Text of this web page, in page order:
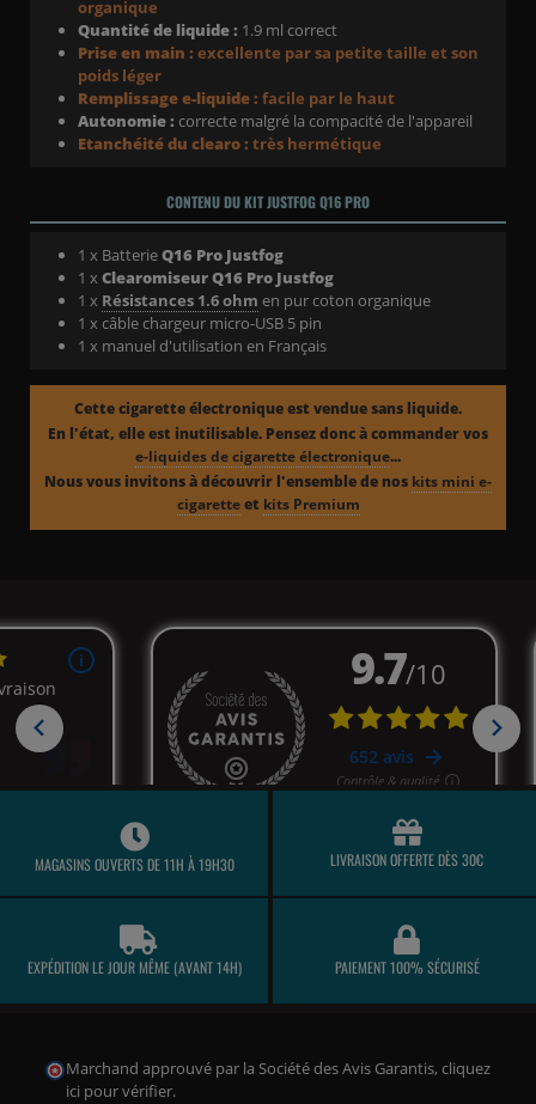
organique
Quantité de liquide : 1.9 ml correct
Prise en main : excellente par sa petite taille et son
poids léger
Remplissage e-liquide : facile par le haut
Autonomie : correcte malgré la compacité de l'appareil
Etanchéité du clearo : très hermétique
CONTENU DU KITJUSTFOG Q16 PRO
1 x BatterieQ16 Pro Justfog
1 x Clearomiseur Q16 Pro Justfog
1 x Résistances 1.6 ohm en pur coton organique
1 x câble chargeur micro-USB 5 pin
1 x manuel d'utilisation en Français
Cette cigarette électronique est vendue sans liquide.
En l'état, elle est inutilisable. Pensez donc à commander vos
e-liquides de cigarette électronique...
Nous vous invitons à découvrir l'ensemble de nos kits mini e-
cigaretteet kits Premium
MAGASINS OUVERTS DE 11H À 19H30 LIVRAISON OFFERTE DÈS 30€
EXPÉDITION LE JOUR MÊME (AVANT 14H) PAIEMENT 100% SÉCURISÉ
Marchand approuvé par la Société des Avis Garantis, cliquez
ici pour vérifier.